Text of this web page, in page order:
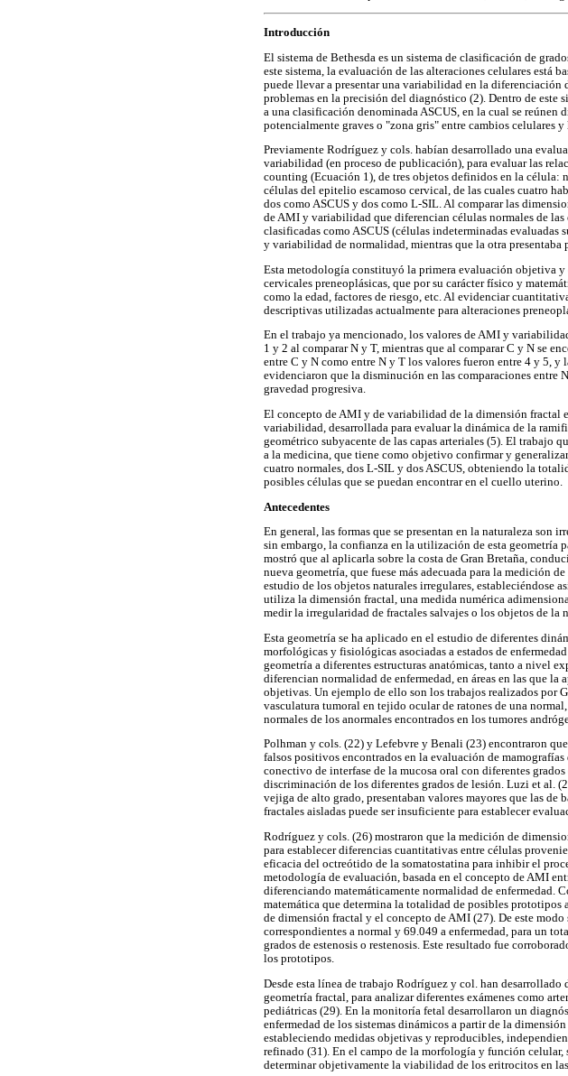
Introducción
El sistema de Bethesda es un sistema de clasificación de
este sistema, la evaluación de las alteraciones celulares está
puede llevar a presentar una variabilidad en la diferenciación
problemas en la precisión del diagnóstico (2). Dentro de
a una clasificación denominada ASCUS, en la cual se reúnen
potencialmente graves o "zona gris" entre cambios celulares
Previamente Rodríguez y cols. habían desarrollado una
variabilidad (en proceso de publicación), para evaluar las
counting (Ecuación 1), de tres objetos definidos en la célula:
células del epitelio escamoso cervical, de las cuales cuatro
dos como ASCUS y dos como L-SIL. Al comparar las
de AMI y variabilidad que diferencian células normales de
clasificadas como ASCUS (células indeterminadas evaluadas
y variabilidad de normalidad, mientras que la otra presentaba
Esta metodología constituyó la primera evaluación objetiva
cervicales preneoplásicas, que por su carácter físico y
como la edad, factores de riesgo, etc. Al evidenciar
descriptivas utilizadas actualmente para alteraciones
En el trabajo ya mencionado, los valores de AMI y
1 y 2 al comparar N y T, mientras que al comparar C y N se
entre C y N como entre N y T los valores fueron entre 4 y 5, y
evidenciaron que la disminución en las comparaciones entre
gravedad progresiva.
El concepto de AMI y de variabilidad de la dimensión fractal
variabilidad, desarrollada para evaluar la dinámica de la
geométrico subyacente de las capas arteriales (5). El trabajo
a la medicina, que tiene como objetivo confirmar y
cuatro normales, dos L-SIL y dos ASCUS, obteniendo la
posibles células que se puedan encontrar en el cuello uterino.
Antecedentes
En general, las formas que se presentan en la naturaleza son
sin embargo, la confianza en la utilización de esta geometría
mostró que al aplicarla sobre la costa de Gran Bretaña,
nueva geometría, que fuese más adecuada para la medición
estudio de los objetos naturales irregulares, estableciéndose
utiliza la dimensión fractal, una medida numérica
medir la irregularidad de fractales salvajes o los objetos de la
Esta geometría se ha aplicado en el estudio de diferentes
morfológicas y fisiológicas asociadas a estados de
geometría a diferentes estructuras anatómicas, tanto a nivel
diferencian normalidad de enfermedad, en áreas en las que
objetivas. Un ejemplo de ello son los trabajos realizados por
vasculatura tumoral en tejido ocular de ratones de una
normales de los anormales encontrados en los tumores
Polhman y cols. (22) y Lefebvre y Benali (23) encontraron
falsos positivos encontrados en la evaluación de
conectivo de interfase de la mucosa oral con diferentes
discriminación de los diferentes grados de lesión. Luzi et al.
vejiga de alto grado, presentaban valores mayores que las de
fractales aisladas puede ser insuficiente para establecer
Rodríguez y cols. (26) mostraron que la medición de
para establecer diferencias cuantitativas entre células
eficacia del octreótido de la somatostatina para inhibir el
metodología de evaluación, basada en el concepto de AMI
diferenciando matemáticamente normalidad de enfermedad.
matemática que determina la totalidad de posibles prototipos
de dimensión fractal y el concepto de AMI (27). De este
correspondientes a normal y 69.049 a enfermedad, para un
grados de estenosis o restenosis. Este resultado fue
los prototipos.
Desde esta línea de trabajo Rodríguez y col. han
geometría fractal, para analizar diferentes exámenes como
pediátricas (29). En la monitoría fetal desarrollaron un
enfermedad de los sistemas dinámicos a partir de la
estableciendo medidas objetivas y reproducibles,
refinado (31). En el campo de la morfología y función
determinar objetivamente la viabilidad de los eritrocitos en